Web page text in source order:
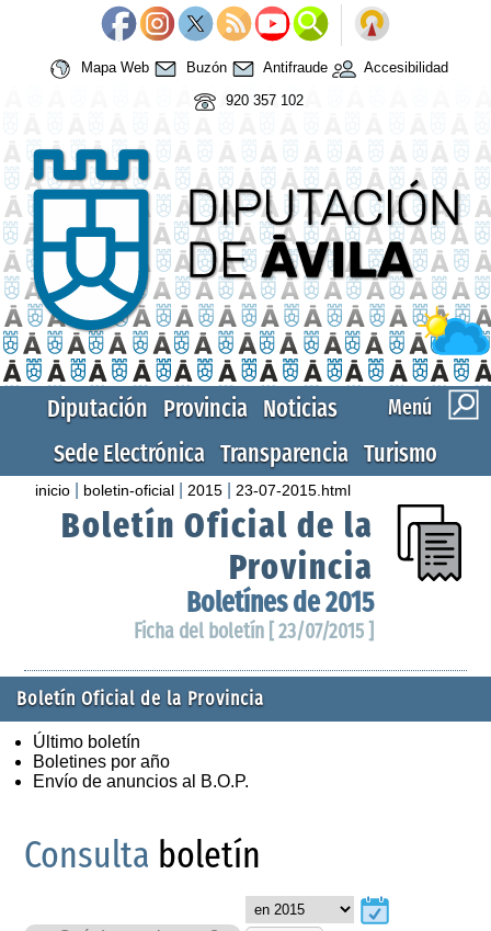
Mapa Web Buzón Antifraude
Accesibilidad
920 357 102
Menú
Diputación Provincia Noticias
Sede Electrónica Transparencia Turismo
inicio boletin-oficial 2015 23-07-2015.html
Boletín Oficial de la
Provincia
Boletínes de 2015
Ficha del boletín [ 23/07/2015 ]
Boletín Oficial de la Provincia
Último boletín
Boletines por año
Envío de anuncios al B.O.P.
Consulta boletín